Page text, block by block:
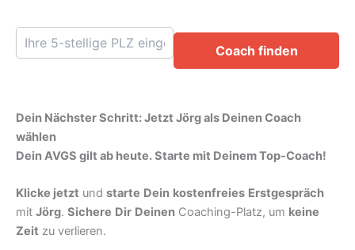
Coach finden
Dein Nächster Schritt: Jetzt Jörg als Deinen Coach
wählen
Dein AVGS gilt ab heute. Starte mit Deinem Top-Coach!
Klicke jetzt und starte Dein kostenfreies Erstgespräch
mit Jörg. Sichere Dir Deinen Coaching-Platz, um keine
Zeit zu verlieren.